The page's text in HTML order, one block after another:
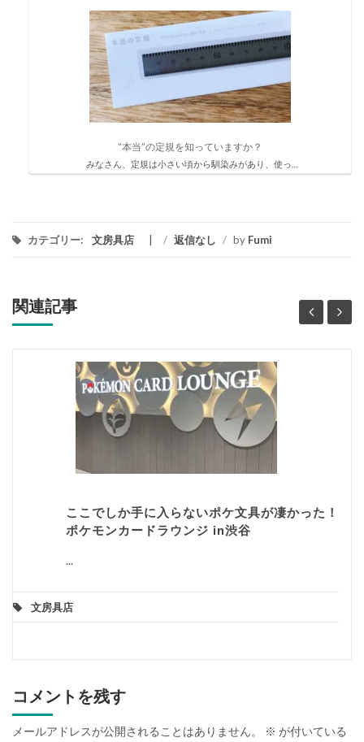
”本当”の定規を知っていますか？
みなさん、定規は小さい頃から馴染みがあり、使っ…
カテゴリー: 文房具店 / 返信なし / by Fumi
関連記事
ここでしか手に入らないポケ文具が凄かった！
ポケモンカードラウンジ in渋谷
...
文房具店
コメントを残す
メールアドレスが公開されることはありません。 ※ が付いている